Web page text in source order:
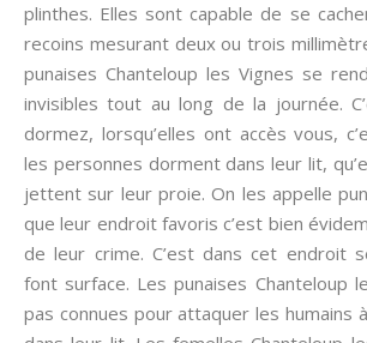
plinthes. Elles sont capable de se
recoins mesurant deux ou trois
punaises Chanteloup les Vignes se
invisibles tout au long de la journée.
dormez, lorsqu’elles ont accès vous,
les personnes dorment dans leur lit,
jettent sur leur proie. On les appelle
que leur endroit favoris c’est bien
de leur crime. C’est dans cet endroit
font surface. Les punaises Chanteloup
pas connues pour attaquer les humains